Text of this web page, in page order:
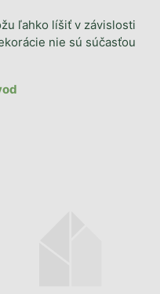
ľahko líšiť v závislosti
nie sú súčasťou